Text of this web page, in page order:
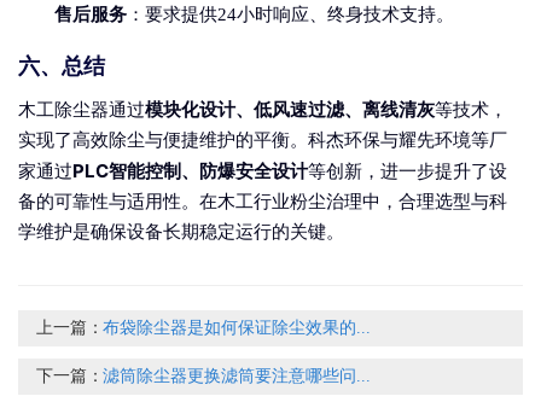
售后服务 ：要求提供24小时响应、终身技术支持。
六、总结
木工除尘器通过模块化设计、低风速过滤、离线清灰等技术，
实现了高效除尘与便捷维护的平衡。科杰环保与耀先环境等厂
家通过PLC智能控制、防爆安全设计等创新，进一步提升了设
备的可靠性与适用性。在木工行业粉尘治理中，合理选型与科
学维护是确保设备长期稳定运行的关键。
上一篇：布袋除尘器是如何保证除尘效果的...
下一篇：滤筒除尘器更换滤筒要注意哪些问...